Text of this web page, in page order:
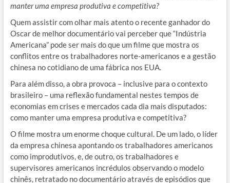
manter uma empresa produtiva e competitiva?
Quem assistir com olhar mais atento o recente ganhador do
Oscar de melhor documentário vai perceber que “Indústria
Americana” pode ser mais do que um filme que mostra os
conflitos entre os trabalhadores norte-americanos e a gestão
chinesa no cotidiano de uma fábrica nos EUA.
Para além disso, a obra provoca – inclusive para o contexto
brasileiro – uma reflexão fundamental nestes tempos de
economias em crises e mercados cada dia mais disputados:
como manter uma empresa produtiva e competitiva?
O filme mostra um enorme choque cultural. De um lado, o líder
da empresa chinesa apontando os trabalhadores americanos
como improdutivos, e, de outro, os trabalhadores e
supervisores americanos incrédulos observando o modelo
chinês, retratado no documentário através de episódios que